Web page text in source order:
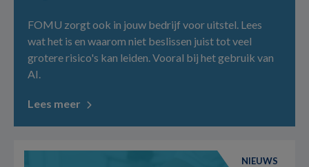
FOMU zorgt ook in jouw bedrijf voor uitstel. Lees
wat het is en waarom niet beslissen juist tot veel
grotere risico's kan leiden. Vooral bij het gebruik van
AI.
Lees meer
NIEUWS